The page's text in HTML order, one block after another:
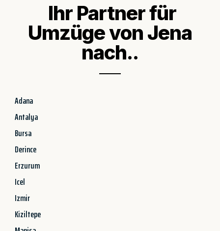
Ihr Partner für
Umzüge von Jena
nach..
Adana
Antalya
Bursa
Derince
Erzurum
Icel
Izmir
Kiziltepe